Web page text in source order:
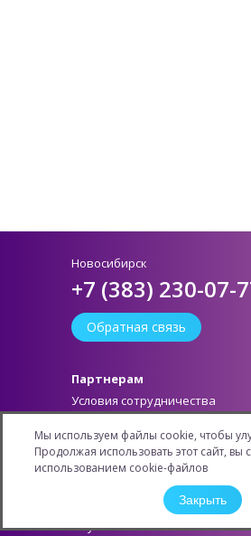
Новосибирск
+7 (383) 230-07-
Обратная связь
Партнерам
Условия сотрудничества
Как стать партнером
Личный кабинет
Информация
Обучение
Мы используем файлы cookie, чтобы
Продолжая использовать этот сайт, вы
использованием cookie-файлов
Закрыть